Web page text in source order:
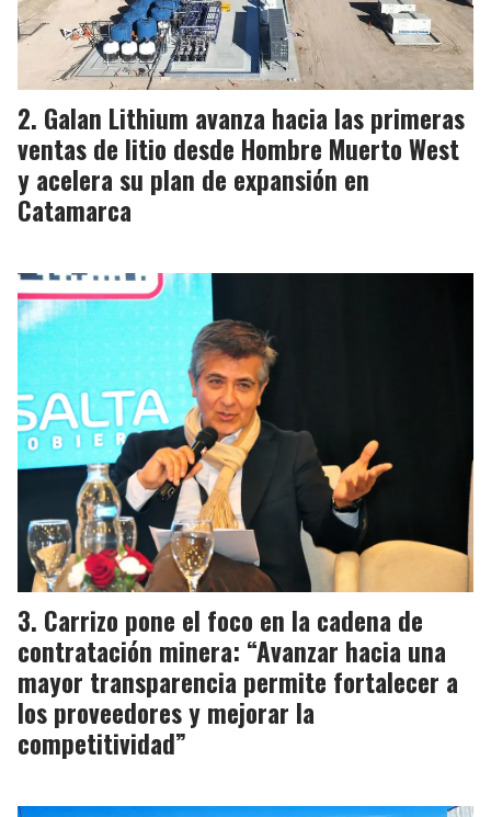
Galan Lithium avanza hacia las primeras
ventas de litio desde Hombre Muerto West
y acelera su plan de expansión en
Catamarca
Carrizo pone el foco en la cadena de
contratación minera: “Avanzar hacia una
mayor transparencia permite fortalecer a
los proveedores y mejorar la
competitividad”